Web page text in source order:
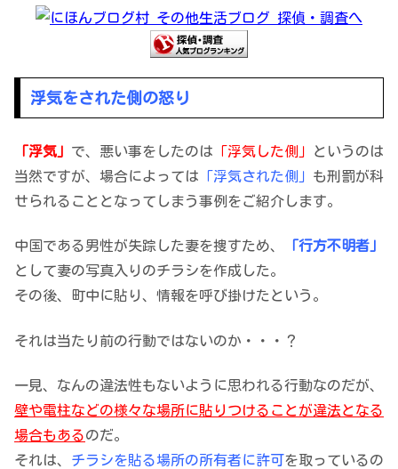
浮気をされた側の怒り
「浮気」 で、悪い事をしたのは 「浮気した側」
というのは
当然ですが、場合によっては 「浮気された側」 も刑罰が科
せられることとなってしまう事例をご紹介します。
中国である男性が失踪した妻を捜すため、
「行方不明者」
として妻の写真入りのチラシを作成した。
その後、町中に貼り、情報を呼び掛けたという。
それは当たり前の行動ではないのか・・・？
一見、なんの違法性もないように思われる行動なのだが、
壁や電柱などの様々な場所に貼りつけることが違法となる
場合もあるのだ。
それは、 チラシを貼る場所の所有者に許可を取っているの